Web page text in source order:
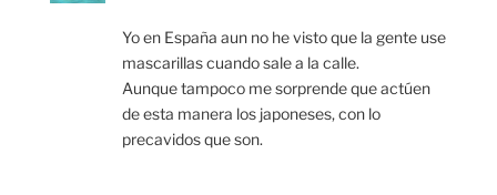
Yo en España aun no he visto que la gente use
mascarillas cuando sale a la calle.
Aunque tampoco me sorprende que actúen
de esta manera los japoneses, con lo
precavidos que son.